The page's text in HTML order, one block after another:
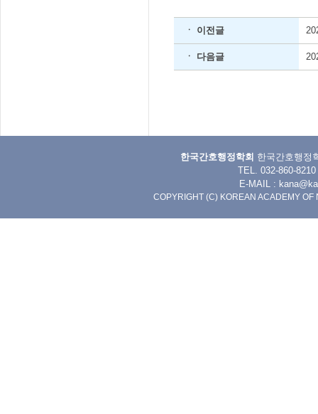
ㆍ 이전글
ㆍ 다음글
한국간호행정학회 한국간호행정
TEL. 032-860-
E-MAIL :
COPYRIGHT (C) KOREAN ACADEMY